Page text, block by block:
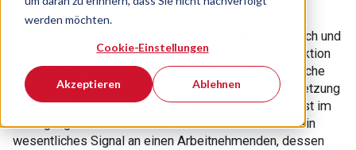
werden möchten.
Cookie-Einstellungen
Akzeptieren Ablehnen
Die Erstellung einer Abmahnung - scheinbar so einfach und
doch eine Kunst für sich. Abmahnungen sind die Reaktion
auf ein arbeitsvertragliches Fehlverhalten. Das deutsche
Arbeitsrecht etabliert sie als unverzichbare Voraussetzung
einer verhaltensbedingten Kündigung, die oftmals erst im
Kündigungsschutz auf dem Prüfstand steht. Sie ist ein
wesentliches Signal an einen Arbeitnehmenden, dessen